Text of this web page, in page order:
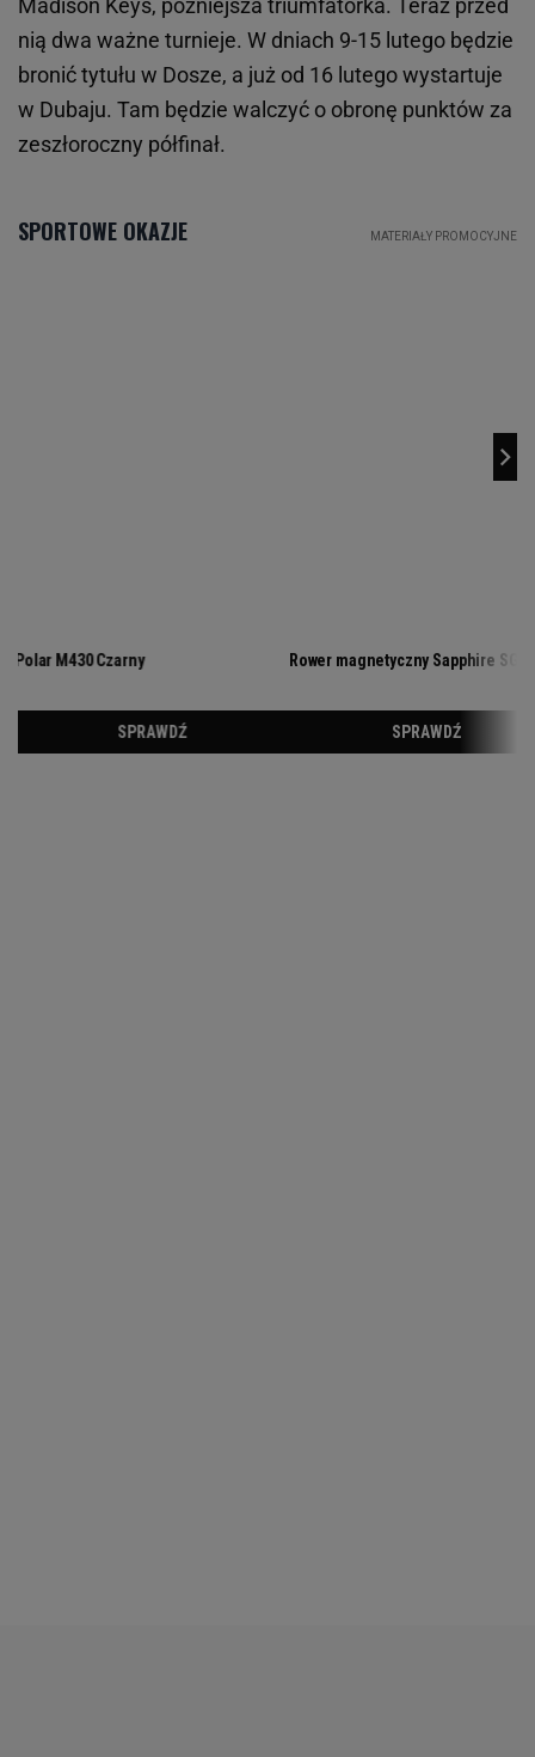
Madison Keys, późniejsza triumfatorka. Teraz przed
nią dwa ważne turnieje. W dniach 9-15 lutego będzie
bronić tytułu w Dosze, a już od 16 lutego wystartuje
w Dubaju. Tam będzie walczyć o obronę punktów za
zeszłoroczny półfinał.